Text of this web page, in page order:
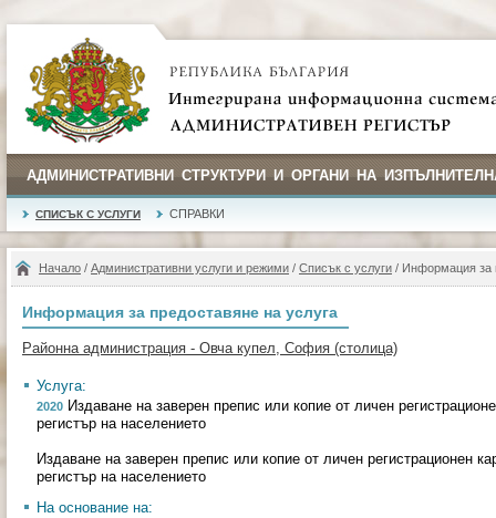
АДМИНИСТРАТИВНИ СТРУКТУРИ И ОРГАНИ НА
СПИСЪК С УСЛУГИ СПРАВКИ
Начало / Административни услуги и режими / Списък с услуги / Информация за
Информация за предоставяне на услуга
Районна администрация - Овча купел, София (столица)
Услуга:
2020 Издаване на заверен препис или копие от личeн
регистър на населението
Издаване на заверен препис или копие от личeн регистрационeн
регистър на населението
На основание на: